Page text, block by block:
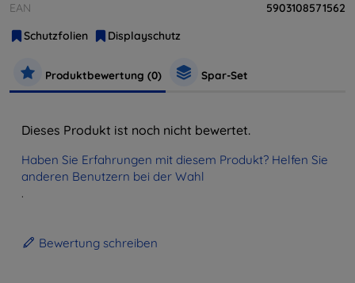
EAN
5903108571562
Schutzfolien
Displayschutz
Produktbewertung (0) Spar-Set
Dieses Produkt ist noch nicht bewertet.
Haben Sie Erfahrungen mit diesem Produkt? Helfen Sie
anderen Benutzern bei der Wahl
.
Bewertung schreiben